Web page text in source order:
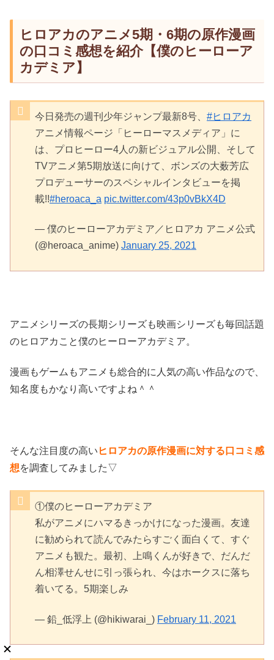
ヒロアカのアニメ5期・6期の原作漫画
の口コミ感想を紹介【僕のヒーローア
カデミア】
今日発売の週刊少年ジャンプ最新8号、 #ヒロアカ
アニメ情報ページ「ヒーローマスメディア」に
は、プロヒーロー4人の新ビジュアル公開、そして
TVアニメ第5期放送に向けて、ボンズの大薮芳広
プロデューサーのスペシャルインタビューを掲
載!!#heroaca_a pic.twitter.com/43p0vBkX4D
— 僕のヒーローアカデミア／ヒロアカ アニメ公式
(@heroaca_anime) January 25, 2021
アニメシリーズの長期シリーズも映画シリーズも毎回話題
のヒロアカこと僕のヒーローアカデミア。
漫画もゲームもアニメも総合的に人気の高い作品なので、
知名度もかなり高いですよね＾＾
そんな注目度の高い ヒロアカの原作漫画に対する口コミ感
想を調査してみました▽
①僕のヒーローアカデミア
私がアニメにハマるきっかけになった漫画。友達
に勧められて読んでみたらすごく面白くて、すぐ
アニメも観た。最初、上鳴くんが好きで、だんだ
ん相澤せんせに引っ張られ、今はホークスに落ち
着いてる。5期楽しみ
— 鉛_低浮上 (@hikiwarai_) February 11, 2021